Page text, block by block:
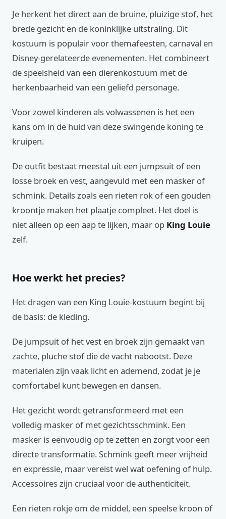
Je herkent het direct aan de bruine, pluizige stof, het
brede gezicht en de koninklijke uitstraling. Dit
kostuum is populair voor themafeesten, carnaval en
Disney-gerelateerde evenementen. Het combineert
de speelsheid van een dierenkostuum met de
herkenbaarheid van een geliefd personage.
Voor zowel kinderen als volwassenen is het een
kans om in de huid van deze swingende koning te
kruipen.
De outfit bestaat meestal uit een jumpsuit of een
losse broek en vest, aangevuld met een masker of
schmink. Details zoals een rieten rok of een gouden
kroontje maken het plaatje compleet. Het doel is
niet alleen op een aap te lijken, maar op King Louie
zelf.
Hoe werkt het precies?
Het dragen van een King Louie-kostuum begint bij
de basis: de kleding.
De jumpsuit of het vest en broek zijn gemaakt van
zachte, pluche stof die de vacht nabootst. Deze
materialen zijn vaak licht en ademend, zodat je je
comfortabel kunt bewegen en dansen.
Het gezicht wordt getransformeerd met een
volledig masker of met gezichtsschmink. Een
masker is eenvoudig op te zetten en zorgt voor een
directe transformatie. Schmink geeft meer vrijheid
en expressie, maar vereist wel wat oefening of hulp.
Accessoires zijn cruciaal voor de authenticiteit.
Een rieten rokje om de middel, een speelse kroon of